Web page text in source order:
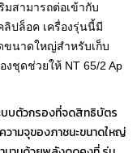
สามารถต่อเข้ากับ
ลิปล็อค เครื่องรุ่นนี้มี
ขนาดใหญ่สำหรับเก็บ
ชุดช่วยให้ NT 65/2 Ap
บตัวกรองที่จดสิทธิบัตร
ามจุของภาชนะขนาดใหญ่